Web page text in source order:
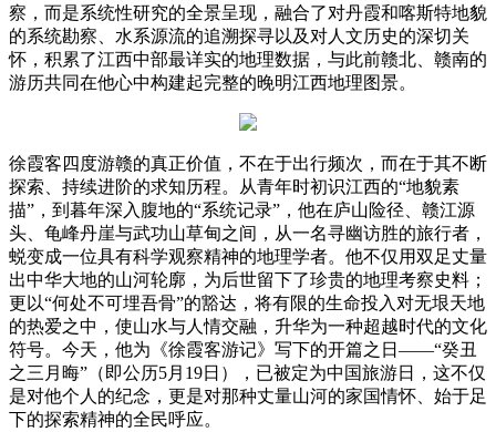
察，而是系统性研究的全景呈现，融合了对丹霞和喀斯特地貌
的系统勘察、水系源流的追溯探寻以及对人文历史的深切关
怀，积累了江西中部最详实的地理数据，与此前赣北、赣南的
游历共同在他心中构建起完整的晚明江西地理图景。
徐霞客四度游赣的真正价值，不在于出行频次，而在于其不断
探索、持续进阶的求知历程。从青年时初识江西的“地貌素
描”，到暮年深入腹地的“系统记录”，他在庐山险径、赣江源
头、龟峰丹崖与武功山草甸之间，从一名寻幽访胜的旅行者，
蜕变成一位具有科学观察精神的地理学者。他不仅用双足丈量
出中华大地的山河轮廓，为后世留下了珍贵的地理考察史料；
更以“何处不可埋吾骨”的豁达，将有限的生命投入对无垠天地
的热爱之中，使山水与人情交融，升华为一种超越时代的文化
符号。今天，他为《徐霞客游记》写下的开篇之日——“癸丑
之三月晦”（即公历5月19日），已被定为中国旅游日，这不仅
是对他个人的纪念，更是对那种丈量山河的家国情怀、始于足
下的探索精神的全民呼应。